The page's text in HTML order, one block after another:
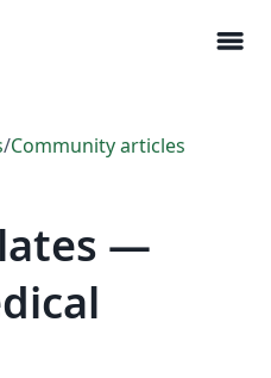
menu
/Community articles
—